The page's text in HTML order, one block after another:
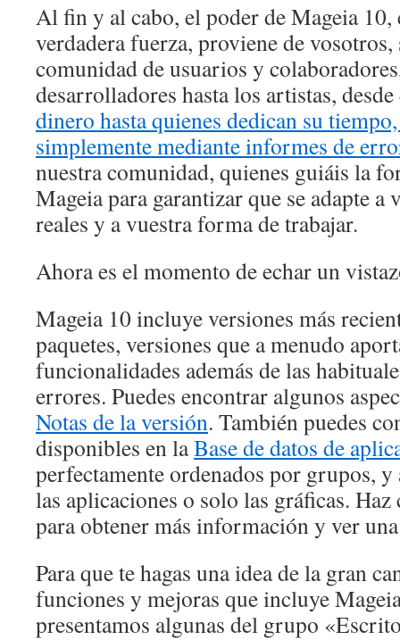
Al fin y al cabo, el poder de Mageia 10,
verdadera fuerza, proviene de
comunidad de usuarios y
desarrolladores hasta los artistas,
dinero hasta quienes dedican su
simplemente mediante informes de
nuestra comunidad, quienes guiáis la
Mageia para garantizar que se adapte a
reales y a vuestra forma de trabajar.
Ahora es el momento de echar un
Mageia 10 incluye versiones más
paquetes, versiones que a menudo
funcionalidades además de las
errores. Puedes encontrar algunos
Notas de la versión. También puedes
disponibles en laBase de datos de
perfectamente ordenados por grupos,
las aplicaciones o solo las gráficas.
para obtener más información y ver
Para que te hagas una idea de la gran
funciones y mejoras que incluye
presentamos algunas del grupo